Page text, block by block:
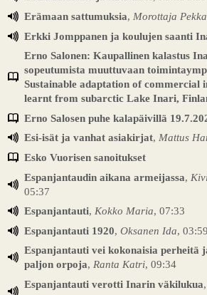
Erämaan sattumuksia, Morottaja Pekka
Erkki Jomppanen ja koulujen saanti
Erno Salonen: Kaupallinen kalastus
sopeutumista muuttuvaan
Sustainable adaptation of commercial
learnt from subarctic Lake Inari,
Erno Salosen puhe kalapäivillä
Esi-isät ja vanhat asiakirjat, Mattus
Esko Vuorisen sanoitukset
Espanjantaudin aikana armeijassa,
05:37
Espanjantauti, Kokko Maria, 07:33
Espanjantauti 1920, Oksanen Ida, 03:59
Espanjantauti vei kokonaisia perheitä
paljon orpoja, Ranta Katri, 09:34
Espanjantauti verotti Inarin väkilukua,